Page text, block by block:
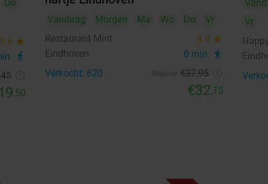
Do
9.6 star
directions_walk
,50
Vandaag Morgen Ma Wo Do
Vr
Restaurant Mint
8.9 star
Eindhoven 0 min. directions_walk
Verkocht: 620 €37,95
€32,75
Vr